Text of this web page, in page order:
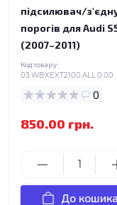
підсилювач/
порогів для Audi
(2007–2011)
Код товару:
03.WBXEXT2100.ALL.0.00
0
850.00 грн.
До кошика